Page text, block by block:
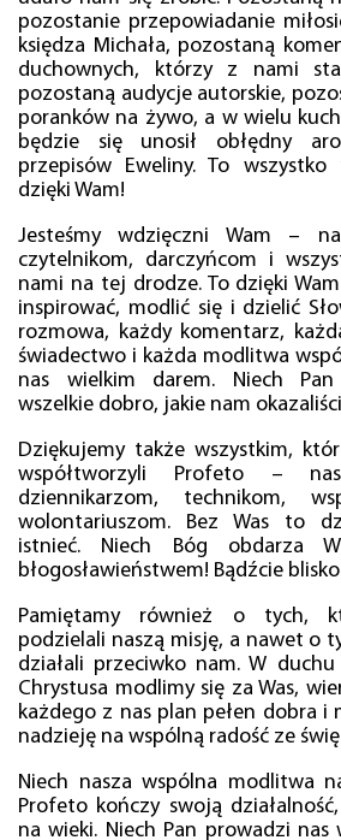
pozostanie przepowiadanie
księdza Michała, pozostaną
duchownych, którzy z nami
pozostaną audycje autorskie,
poranków na żywo, a w wielu
będzie się unosił obłędny
przepisów Eweliny. To
dzięki Wam!
Jesteśmy wdzięczni Wam –
czytelnikom, darczyńcom i
nami na tej drodze. To dzięki
inspirować, modlić się i dzielić
rozmowa, każdy komentarz,
świadectwo i każda modlitwa
nas wielkim darem. Niech
wszelkie dobro, jakie nam
Dziękujemy także wszystkim,
współtworzyli Profeto –
dziennikarzom, technikom,
wolontariuszom. Bez Was to
istnieć. Niech Bóg obdarza
błogosławieństwem! Bądźcie
Pamiętamy również o tych,
podzielali naszą misję, a nawet o
działali przeciwko nam. W
Chrystusa modlimy się za Was,
każdego z nas plan pełen dobra i
nadzieję na wspólną radość ze
Niech nasza wspólna modlitwa
Profeto kończy swoją
na wieki. Niech Pan prowadzi nas